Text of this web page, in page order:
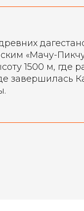
«Мачу-
1500 м, где
завершилась